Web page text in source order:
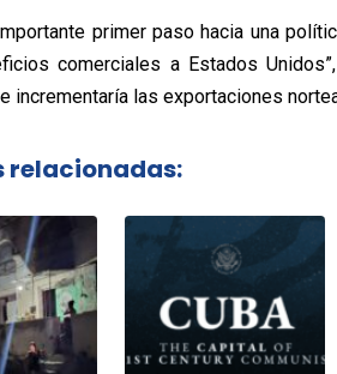
primer paso hacia una
comerciales a Estados
incrementaría las exportaciones
relacionadas: